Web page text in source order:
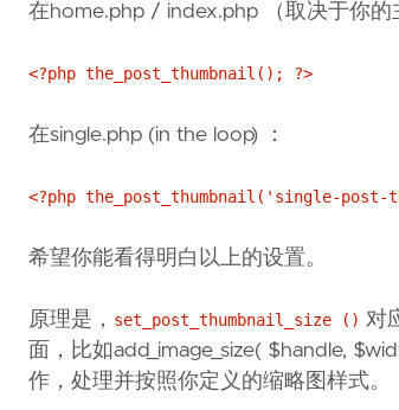
在home.php / index.php （取决于你的
<?php the_post_thumbnail(); ?>
在single.php (in the loop) ：
<?php the_post_thumbnail('single-
希望你能看得明白以上的设置。
原理是， set_post_thumbnail_size () 对
面，比如add_image_size( $handle,
作，处理并按照你定义的缩略图样式。